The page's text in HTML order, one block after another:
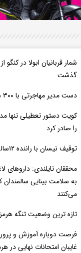
گذشت
دست مدیر مهاجرتی با ۳۰۰ شاکی رو شد
کویت دستور تعطیلی تنها
را صادر کرد
توقیف نیسان با راننده ۱۲ساله در قزوین
به سلامت بینایی
می‌کنند
تازه ترین وضعیت تنگه
فرصت دوباره آموزش و
غایبان امتحانات نهایی در